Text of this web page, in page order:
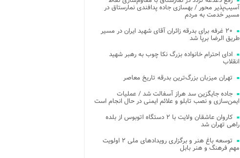
آسیب‌پذیر محور / بهسازی جاده پدافندی نمارستاق در
مسیر خدمت به مردم
۲۰ غرفه برای بدرقه زائران آقای شهید ایران در مسیر
طریق الرضا برپا شد
ادای احترام خانواده بزرگ نکا چوب به رهبر شهید
انقلاب
تهران میزبان بزرگ‌ترین بدرقه تاریخ معاصر
جاده جایگزین سد هراز آسفالت شد / عملیات
ایمن‌سازی و نصب تابلو و علائم ایمنی در حال انجام است
کاروان عاشقان ولایت با ۲ دستگاه اتوبوس از بلده
راهی تهران شد
توسعه باغ هنر و برگزاری رویدادهای ملی ۲ اولویت
مهم فرهنگ و هنر بابل